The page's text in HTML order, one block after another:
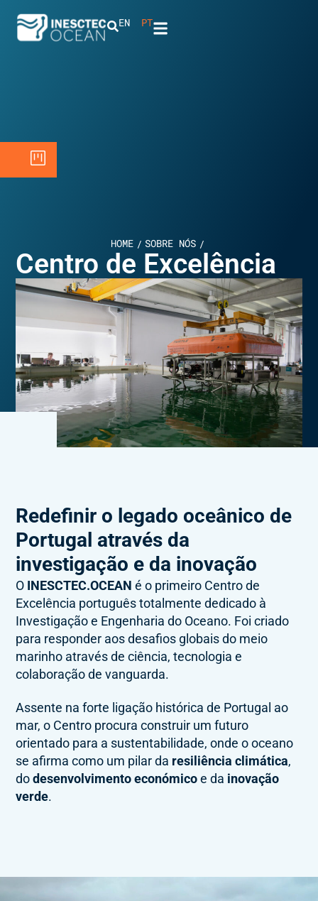
EN PT
HOME / SOBRE NÓS /
Centro de Excelência
Redefinir o legado oceânico de
Portugal através da
investigação e da inovação
O INESCTEC.OCEAN é o primeiro Centro de
Excelência português totalmente dedicado à
Investigação e Engenharia do Oceano. Foi criado
para responder aos desafios globais do meio
marinho através de ciência, tecnologia e
colaboração de vanguarda.
Assente na forte ligação histórica de Portugal ao
mar, o Centro procura construir um futuro
orientado para a sustentabilidade, onde o oceano
se afirma como um pilar da resiliência climática,
dodesenvolvimento económicoe da inovação
verde.